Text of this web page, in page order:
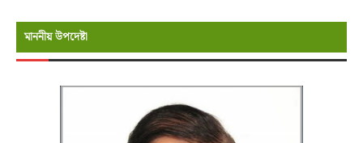
মাননীয় উপদেষ্টা